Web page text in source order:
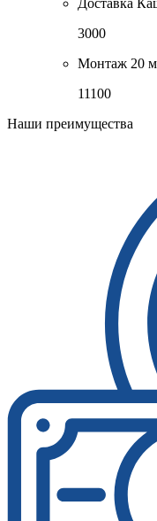
Доставка
3000
Монтаж 20
11100
Наши преимущества